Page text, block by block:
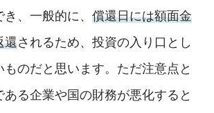
、一般的に、 償還日には額面金
還されるため、投資の入り口とし
ものだと思います。ただ注意点と
ある企業や国の財務が悪化すると